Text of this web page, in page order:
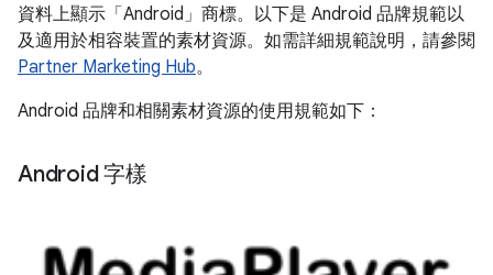
資料上顯示「Android」商標。以下是 Android 品牌規範以
及適用於相容裝置的素材資源。如需詳細規範說明，請參閱
Partner Marketing Hub。
Android 品牌和相關素材資源的使用規範如下：
Android 字樣